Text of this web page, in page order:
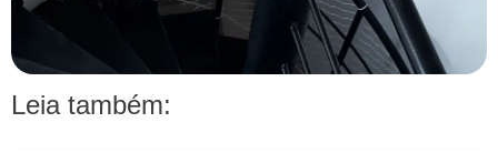
Leia também: